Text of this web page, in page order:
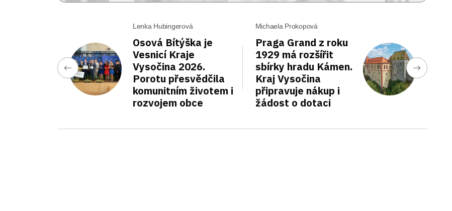
Lenka Hubingerová
Osová Bítýška je
Vesnicí Kraje
Vysočina 2026.
Porotu přesvědčila
komunitním životem i
rozvojem obce
Michaela Prokopová
Praga Grand z roku
1929 má rozšířit
sbírky hradu Kámen.
Kraj Vysočina
připravuje nákup i
žádost o dotaci